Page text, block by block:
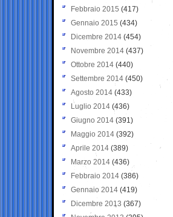
Febbraio 2015 (417)
Gennaio 2015 (434)
Dicembre 2014 (454)
Novembre 2014 (437)
Ottobre 2014 (440)
Settembre 2014 (450)
Agosto 2014 (433)
Luglio 2014 (436)
Giugno 2014 (391)
Maggio 2014 (392)
Aprile 2014 (389)
Marzo 2014 (436)
Febbraio 2014 (386)
Gennaio 2014 (419)
Dicembre 2013 (367)